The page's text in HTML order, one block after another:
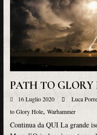
PATH TO GLORY
16 Luglio 2020 Luca
to Glory Hole, Warhammer
Continua da QUI La grande